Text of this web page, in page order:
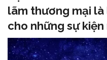
lãm thương mại
cho những sự kiện